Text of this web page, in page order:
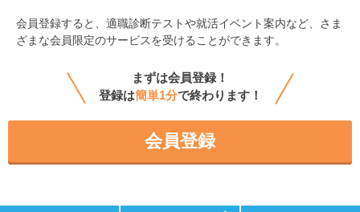
会員登録すると、 適職診断テストや就活イベント案内など、さま
ざまな会員限定のサービスを受けることができます。
まずは会員登録！
登録は簡単1分で終わります！
会員登録